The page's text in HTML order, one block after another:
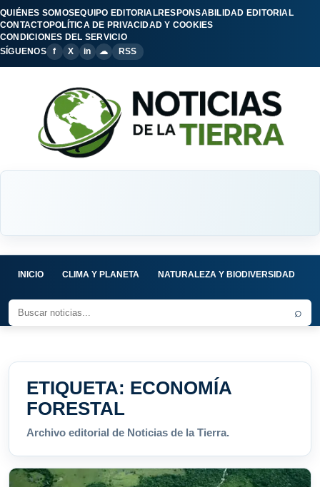
QUIÉNES SOMOSEQUIPO EDITORIALRESPONSABILIDAD EDITORIAL
CONTACTOPOLÍTICA DE PRIVACIDAD Y COOKIES
CONDICIONES DEL SERVICIO
SÍGUENOS
f X in ☁ RSS
INICIO CLIMA Y PLANETA NATURALEZA Y BIODIVERSIDAD
⌕
ETIQUETA: ECONOMÍA
FORESTAL
Archivo editorial de Noticias de la Tierra.